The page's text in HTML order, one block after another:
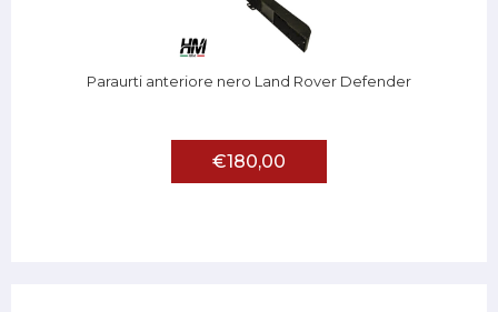
Paraurti anteriore nero Land Rover Defender
€180,00